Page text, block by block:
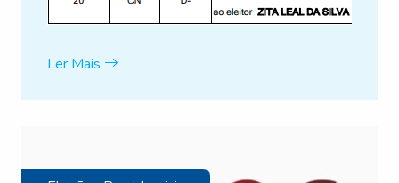
Ler Mais